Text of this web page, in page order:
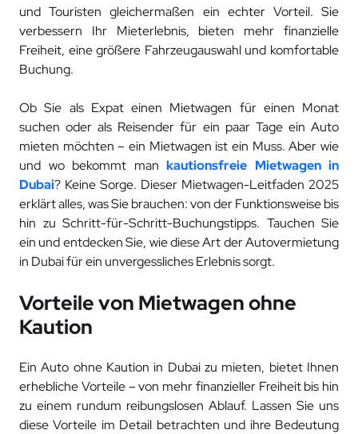
und Touristen gleichermaßen ein echter Vorteil. Sie
verbessern Ihr Mieterlebnis, bieten mehr finanzielle
Freiheit, eine größere Fahrzeugauswahl und komfortable
Buchung.
Ob Sie als Expat einen Mietwagen für einen Monat
suchen oder als Reisender für ein paar Tage ein Auto
mieten möchten – ein Mietwagen ist ein Muss. Aber wie
und wo bekommt man kautionsfreie Mietwagen in
Dubai? Keine Sorge. Dieser Mietwagen-Leitfaden 2025
erklärt alles, was Sie brauchen: von der Funktionsweise bis
hin zu Schritt-für-Schritt-Buchungstipps. Tauchen Sie
ein und entdecken Sie, wie diese Art der Autovermietung
in Dubai für ein unvergessliches Erlebnis sorgt.
Vorteile von Mietwagen ohne
Kaution
Ein Auto ohne Kaution in Dubai zu mieten, bietet Ihnen
erhebliche Vorteile – von mehr finanzieller Freiheit bis hin
zu einem rundum reibungslosen Ablauf. Lassen Sie uns
diese Vorteile im Detail betrachten und ihre Bedeutung